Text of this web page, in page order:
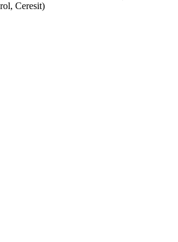
Ceresit)